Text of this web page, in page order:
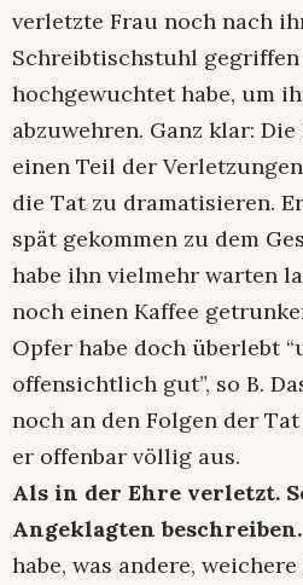
verletzte Frau noch nach
Schreibtischstuhl
hochgewuchtet habe, um
abzuwehren. Ganz klar:
einen Teil der
die Tat zu dramatisieren.
spät gekommen zu dem
habe ihn vielmehr warten
noch einen Kaffee
Opfer habe doch überlebt
offensichtlich gut”, so B.
noch an den Folgen der
er offenbar völlig aus.
Als in der Ehre verletzt.
Angeklagten beschreiben.
habe, was andere,